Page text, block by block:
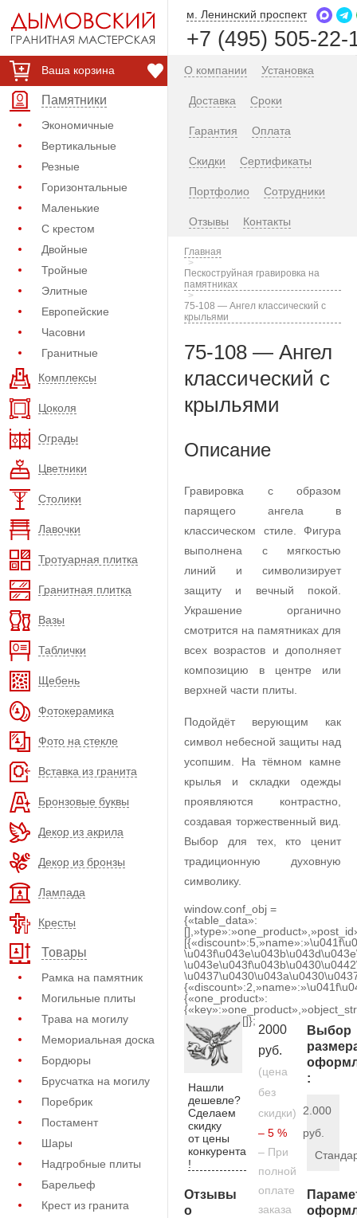
Ваша корзина
Памятники
Экономичные
Вертикальные
Резные
Горизонтальные
Маленькие
С крестом
Двойные
Тройные
Элитные
Европейские
Часовни
Гранитные
Комплексы
Цоколя
Ограды
Цветники
Столики
Лавочки
Тротуарная плитка
Гранитная плитка
Вазы
Таблички
Щебень
Фотокерамика
Фото на стекле
Вставка из гранита
Бронзовые буквы
Декор из акрила
Декор из бронзы
Лампада
Кресты
Товары
Рамка на памятник
Могильные плиты
Трава на могилу
Мемориальная доска
Бордюры
Брусчатка на могилу
Поребрик
Постамент
Шары
Надгробные плиты
Барельеф
Крест из гранита
м. Ленинский проспект
+7 (495) 505-22-
О компании Установка
Доставка Сроки
Гарантия Оплата
Скидки Сертификаты
Портфолио Сотрудники
Отзывы Контакты
Главная
Пескоструйная гравировка на
памятниках
75-108 — Ангел классический с
крыльями
75-108 — Ангел
классический с
крыльями
Описание
Гравировка с образом
парящего ангела в
классическом стиле. Фигура
выполнена с мягкостью
линий и символизирует
защиту и вечный покой.
Украшение органично
смотрится на памятниках для
всех возрастов и дополняет
композицию в центре или
верхней части плиты.
Подойдёт верующим как
символ небесной защиты над
усопшим. На тёмном камне
крылья и складки одежды
проявляются контрастно,
создавая торжественный вид.
Выбор для тех, кто ценит
традиционную духовную
символику.
window.conf_obj =
{«table_data»:
{«one_product»:
[]};
Нашли
дешевле?
Сделаем
скидку
от цены
конкурента
!
Отзывы
о
2000
руб.
(цена
без
скидки)
– 5 %
– При
полной
оплате
заказа
Выбор
:
2.000
руб.